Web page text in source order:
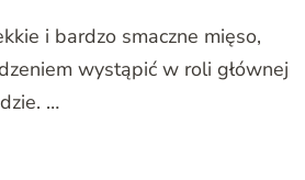
i bardzo smaczne mięso,
wystąpić w roli głównej
…